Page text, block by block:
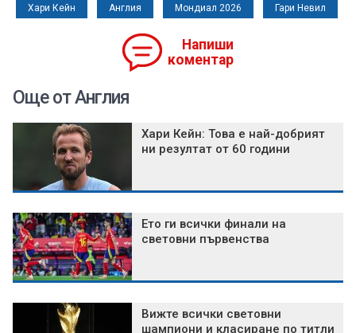
Хари Кейн Англия Мондиал 2026 Гари Невил
Напиши
коментар
Още от Англия
Хари Кейн: Това е най-добрият
ни резултат от 60 години
Ето ги всички финали на
световни първенства
Вижте всички световни
шампиони и класиране по титли